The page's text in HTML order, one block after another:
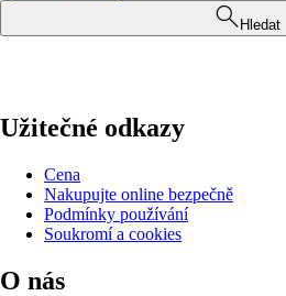
Hledat
Užitečné odkazy
Cena
Nakupujte online bezpečně
Podmínky používání
Soukromí a cookies
O nás